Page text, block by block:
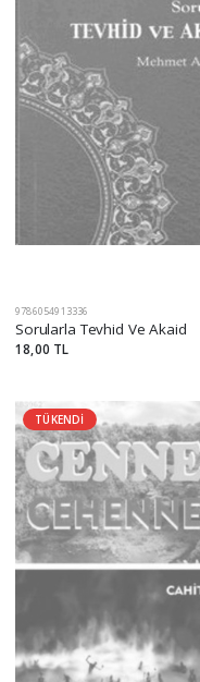
9786054913336
Sorularla Tevhid Ve Akaid
18,00 TL
TÜKENDİ